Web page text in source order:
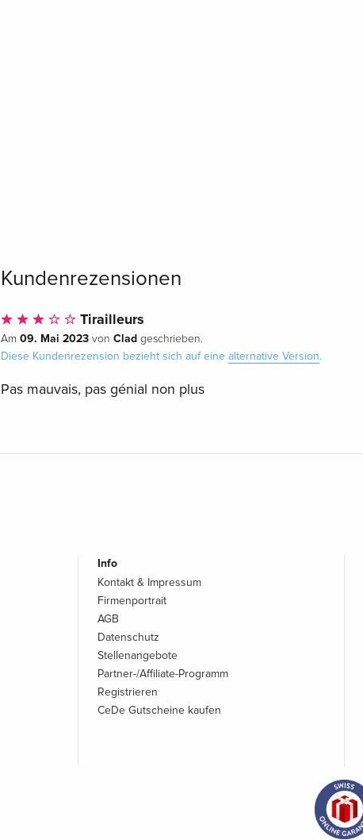
Kundenrezensionen
Tirailleurs
Am 09. Mai 2023von Clad geschrieben.
Diese Kundenrezension bezieht sich auf eine alternative Version.
Pas mauvais, pas génial non plus
Info
Kontakt & Impressum
Firmenportrait
AGB
Datenschutz
Stellenangebote
Partner-/Affiliate-Programm
Registrieren
CeDe Gutscheine kaufen